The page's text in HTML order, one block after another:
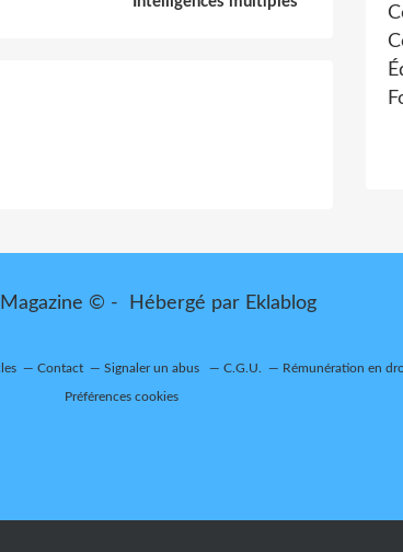
© - Hébergé par Eklablog
Contact Signaler un abus C.G.U. Rémunération en
Préférences cookies